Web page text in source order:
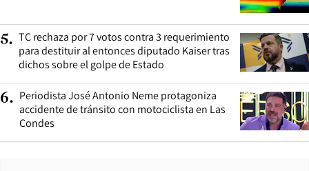
5. TC rechaza por 7 votos contra 3 requerimiento
para destituir al entonces diputado Kaiser tras
dichos sobre el golpe de Estado
6. Periodista José Antonio Neme protagoniza
accidente de tránsito con motociclista en Las
Condes